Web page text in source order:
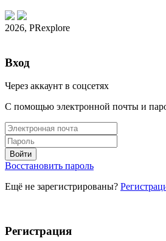
2026, PRexplore
Вход
Через аккаунт в соцсетях
С помощью электронной почты и
Восстановить пароль
Ещё не зарегистрированы?
Регистрация